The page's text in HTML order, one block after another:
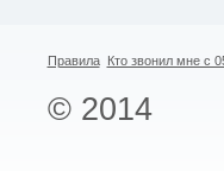
Правила Кто звонил мне с
© 2014